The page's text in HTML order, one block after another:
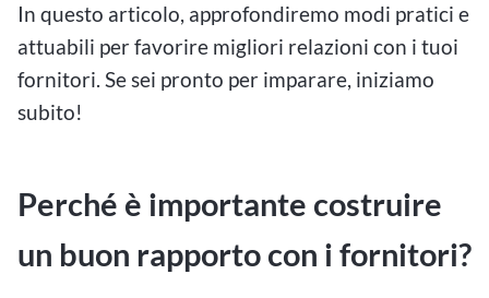
In questo articolo, approfondiremo modi pratici e
attuabili per favorire migliori relazioni con i tuoi
fornitori. Se sei pronto per imparare, iniziamo
subito!
Perché è importante costruire
un buon rapporto con i fornitori?